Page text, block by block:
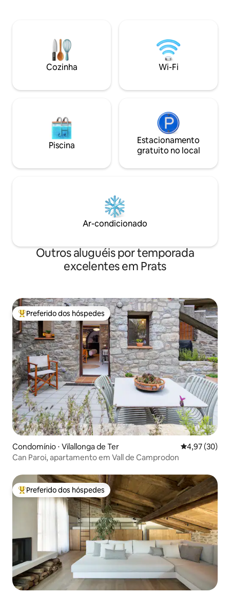
aconchegante. vaga de estacionamento
✔️ gratuita vista para a ✔️montanha
toalhas de banho fornecidas lençóis
fornecidos (camas feitas na chegada)
Cozinha Wi-Fi
Piscina
Estacionamento
gratuito no local
Ar-condicionado
Outros aluguéis por temporada
excelentes em Prats
Entre os melhores preferidos dos hóspedes
Preferido dos hóspedes
Condomínio ⋅ Vilallonga de Ter 4,97 de uma
4,97 (30)
Can Paroi, apartamento em Vall de Camprodon
Entre os melhores preferidos dos hóspedes
Preferido dos hóspedes